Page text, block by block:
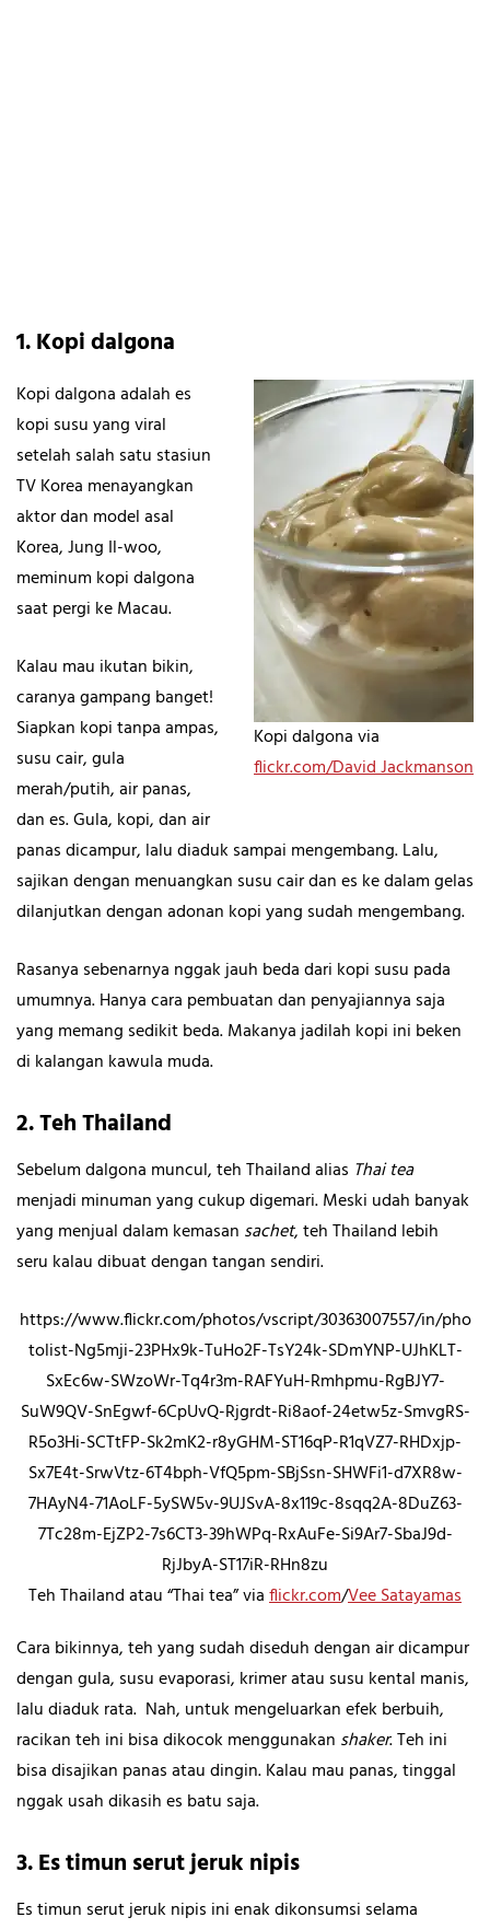
1. Kopi dalgona
Kopi dalgona via
flickr.com/David Jackmanson
Kopi dalgona adalah es
kopi susu yang viral
setelah salah satu stasiun
TV Korea menayangkan
aktor dan model asal
Korea, Jung Il-woo,
meminum kopi dalgona
saat pergi ke Macau.
Kalau mau ikutan bikin,
caranya gampang banget!
Siapkan kopi tanpa ampas,
susu cair, gula
merah/putih, air panas,
dan es. Gula, kopi, dan air
panas dicampur, lalu diaduk sampai mengembang. Lalu,
sajikan dengan menuangkan susu cair dan es ke dalam gelas
dilanjutkan dengan adonan kopi yang sudah mengembang.
Rasanya sebenarnya nggak jauh beda dari kopi susu pada
umumnya. Hanya cara pembuatan dan penyajiannya saja
yang memang sedikit beda. Makanya jadilah kopi ini beken
di kalangan kawula muda.
2. Teh Thailand
Sebelum dalgona muncul, teh Thailand alias Thai tea
menjadi minuman yang cukup digemari. Meski udah banyak
yang menjual dalam kemasan sachet, teh Thailand lebih
seru kalau dibuat dengan tangan sendiri.
https://www.flickr.com/photos/vscript/30363007557/in/pho
tolist-Ng5mji-23PHx9k-TuHo2F-TsY24k-SDmYNP-UJhKLT-
SxEc6w-SWzoWr-Tq4r3m-RAFYuH-Rmhpmu-RgBJY7-
SuW9QV-SnEgwf-6CpUvQ-Rjgrdt-Ri8aof-24etw5z-SmvgRS-
R5o3Hi-SCTtFP-Sk2mK2-r8yGHM-ST16qP-R1qVZ7-RHDxjp-
Sx7E4t-SrwVtz-6T4bph-VfQ5pm-SBjSsn-SHWFi1-d7XR8w-
7HAyN4-71AoLF-5ySW5v-9UJSvA-8x119c-8sqq2A-8DuZ63-
7Tc28m-EjZP2-7s6CT3-39hWPq-RxAuFe-Si9Ar7-SbaJ9d-
RjJbyA-ST17iR-RHn8zu
Teh Thailand atau “Thai tea” viaflickr.com/Vee Satayamas
Cara bikinnya, teh yang sudah diseduh dengan air dicampur
dengan gula, susu evaporasi, krimer atau susu kental manis,
lalu diaduk rata. Nah, untuk mengeluarkan efek berbuih,
racikan teh ini bisa dikocok menggunakan shaker. Teh ini
bisa disajikan panas atau dingin. Kalau mau panas, tinggal
nggak usah dikasih es batu saja.
3. Es timun serut jeruk nipis
Es timun serut jeruk nipis ini enak dikonsumsi selama